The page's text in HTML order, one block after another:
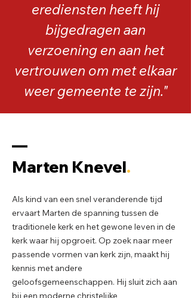
erediensten heeft hij
bijgedragen aan
verzoening en aan het
vertrouwen om met elkaar
weer gemeente te zijn."
––
Marten Knevel.
Als kind van een snel veranderende tijd
ervaart Marten de spanning tussen de
traditionele kerk en het gewone leven in de
kerk waar hij opgroeit. Op zoek naar meer
passende vormen van kerk zijn, maakt hij
kennis met andere
geloofsgemeenschappen. Hij sluit zich aan
bij een moderne christelijke